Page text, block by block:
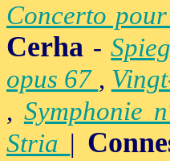
Concerto
Cerha -
opus 67 ,
, Symphonie
Stria |